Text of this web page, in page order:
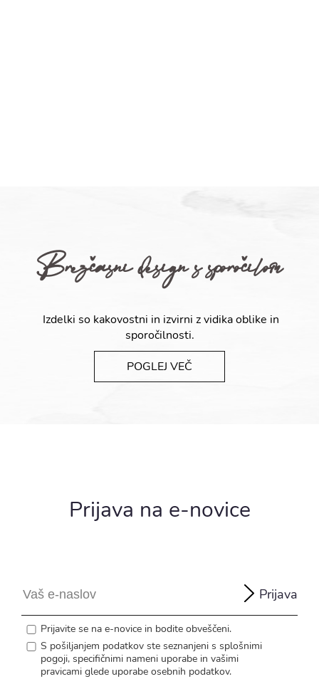
Brezčasni design s sporočilom
Izdelki so kakovostni in izvirni z vidika oblike in
sporočilnosti.
POGLEJ VEČ
Prijava na e-novice
Prijava
Prijavite se na e-novice in bodite obveščeni.
S pošiljanjem podatkov ste seznanjeni s splošnimi
pogoji, specifičnimi nameni uporabe in vašimi
pravicami glede uporabe osebnih podatkov.